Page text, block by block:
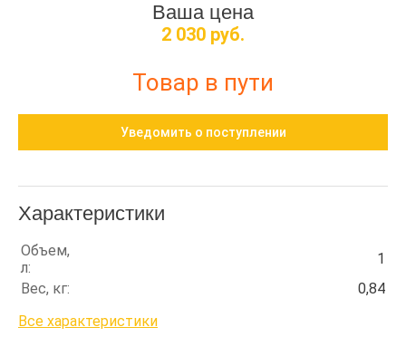
Ваша цена
2 030 руб.
Товар в пути
Уведомить о поступлении
Характеристики
Объем,
л:
1
Вес, кг:
0,84
Все характеристики